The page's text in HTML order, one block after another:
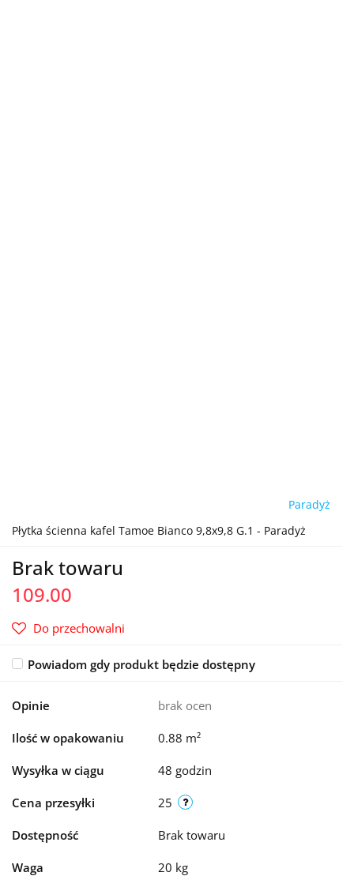
Paradyż
Płytka ścienna kafel Tamoe Bianco 9,8x9,8 G.1 - Paradyż
Brak towaru
109.00
Do przechowalni
Powiadom gdy produkt będzie dostępny
Opinie brak ocen
Ilość w opakowaniu 0.88 m²
Wysyłka w ciągu 48 godzin
Cena przesyłki 25
Dostępność Brak towaru
Waga 20 kg